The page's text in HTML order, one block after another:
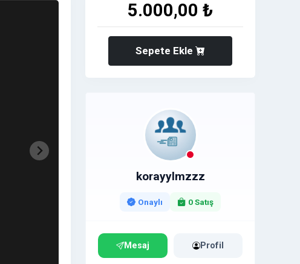
5.000,00 ₺
Sepete Ekle
korayylmzzz
Onaylı 0 Satış
Mesaj Profil